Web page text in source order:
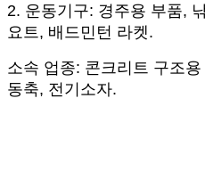
2. 운동기구: 경주용 부품,
요트, 배드민턴 라켓.
소속 업종: 콘크리트 구조
동축, 전기소자.